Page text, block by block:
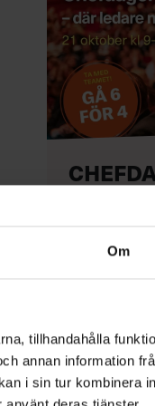
Om
tillhandahålla
annan information
i sin tur kombinera
Hur
rör sig
når resultat.
fördjupande